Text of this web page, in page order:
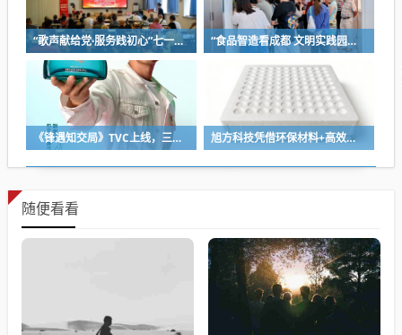
“歌声献给党·服务践初心”七一主题文明实践活动举行 “食品智造看成都 文明实践园区行”活动走进圣恩食品
《锋遇知交局》TVC上线，三道菜读懂知交酒为何携手谢霆锋 旭方科技凭借环保材料+高效服务，为客户降低运输损耗
随便看看